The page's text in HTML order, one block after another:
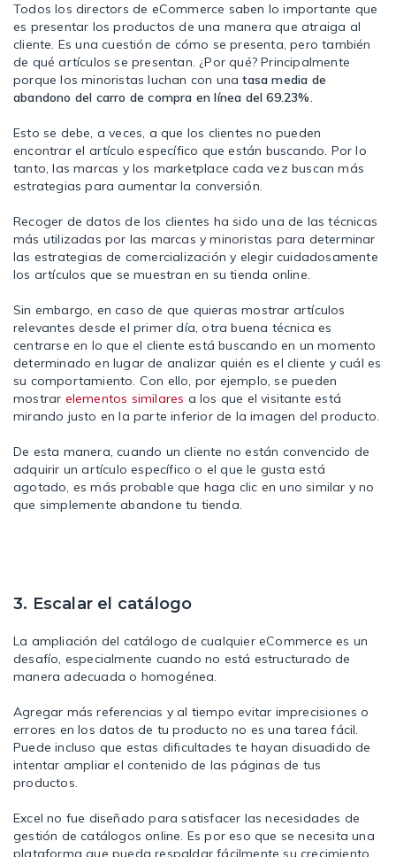
Todos los directors de eCommerce saben lo importante que
es presentar los productos de una manera que atraiga al
cliente. Es una cuestión de cómo se presenta, pero también
de qué artículos se presentan. ¿Por qué? Principalmente
porque los minoristas luchan con unatasa media de
abandono del carro de compra en línea del 69.23%.
Esto se debe, a veces, a que los clientes no pueden
encontrar el artículo específico que están buscando. Por lo
tanto, las marcas y los marketplace cada vez buscan más
estrategias para aumentar la conversión.
Recoger de datos de los clientes ha sido una de las técnicas
más utilizadas por las marcas y minoristas para determinar
las estrategias de comercialización y elegir cuidadosamente
los artículos que se muestran en su tienda online.
Sin embargo, en caso de que quieras mostrar artículos
relevantes desde el primer día, otra buena técnica es
centrarse en lo que el cliente está buscando en un momento
determinado en lugar de analizar quién es el cliente y cuál es
su comportamiento. Con ello, por ejemplo, se pueden
mostrar elementos similares a los que el visitante está
mirando justo en la parte inferior de la imagen del producto.
De esta manera, cuando un cliente no están convencido de
adquirir un artículo específico o el que le gusta está
agotado, es más probable que haga clic en uno similar y no
que simplemente abandone tu tienda.
3. Escalar el catálogo
La ampliación del catálogo de cualquier eCommerce es un
desafío, especialmente cuando no está estructurado de
manera adecuada o homogénea.
Agregar más referencias y al tiempo evitar imprecisiones o
errores en los datos de tu producto no es una tarea fácil.
Puede incluso que estas dificultades te hayan disuadido de
intentar ampliar el contenido de las páginas de tus
productos.
Excel no fue diseñado para satisfacer las necesidades de
gestión de catálogos online. Es por eso que se necesita una